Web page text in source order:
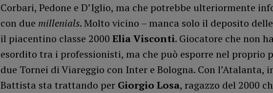
Corbari, Pedone e D’Iglio, ma che potrebbe ulteriormente
con due millenials. Molto vicino – manca solo il deposito
il piacentino classe 2000 Elia Visconti. Giocatore che non
esordito tra i professionisti, ma che può esporre nel proprio
due Tornei di Viareggio con Inter e Bologna. Con l’Atalanta,
Battista sta trattando per Giorgio Losa, ragazzo del 2000